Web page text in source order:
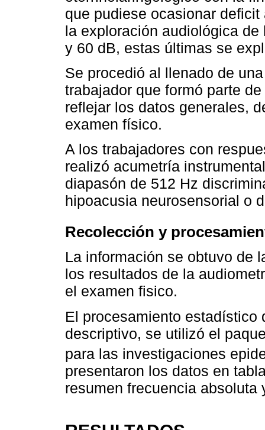
que pudiese ocasionar
la exploración audiológica
y 60 dB, estas últimas se
Se procedió al llenado de
trabajador que formó parte
reflejar los datos generales,
examen físico.
A los trabajadores con
realizó acumetría
diapasón de 512 Hz
hipoacusia neurosensorial o
Recolección y
La información se obtuvo de
los resultados de la
el examen fisico.
El procesamiento estadístico
descriptivo, se utilizó el
para las investigaciones
presentaron los datos en
resumen frecuencia absoluta